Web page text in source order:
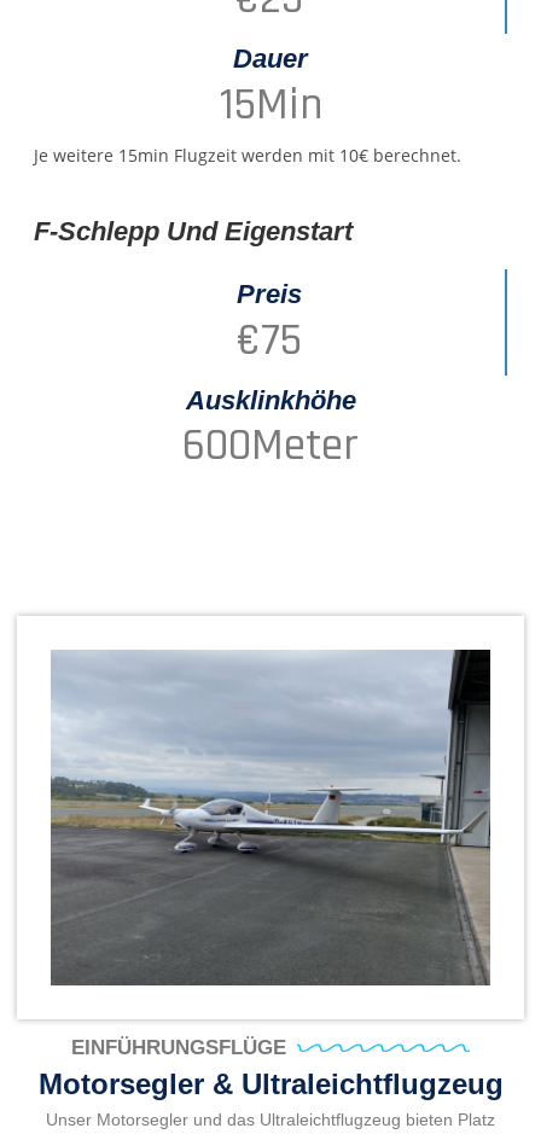
Dauer
15Min
Je weitere 15min Flugzeit werden mit 10€ berechnet.
F-Schlepp Und Eigenstart
Preis
€75
Ausklinkhöhe
600Meter
EINFÜHRUNGSFLÜGE
Motorsegler & Ultraleichtflugzeug
Unser Motorsegler und das Ultraleichtflugzeug bieten Platz